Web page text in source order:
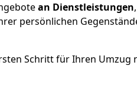
an Dienstleistungen
persönlichen
Schritt für Ihren Umzug